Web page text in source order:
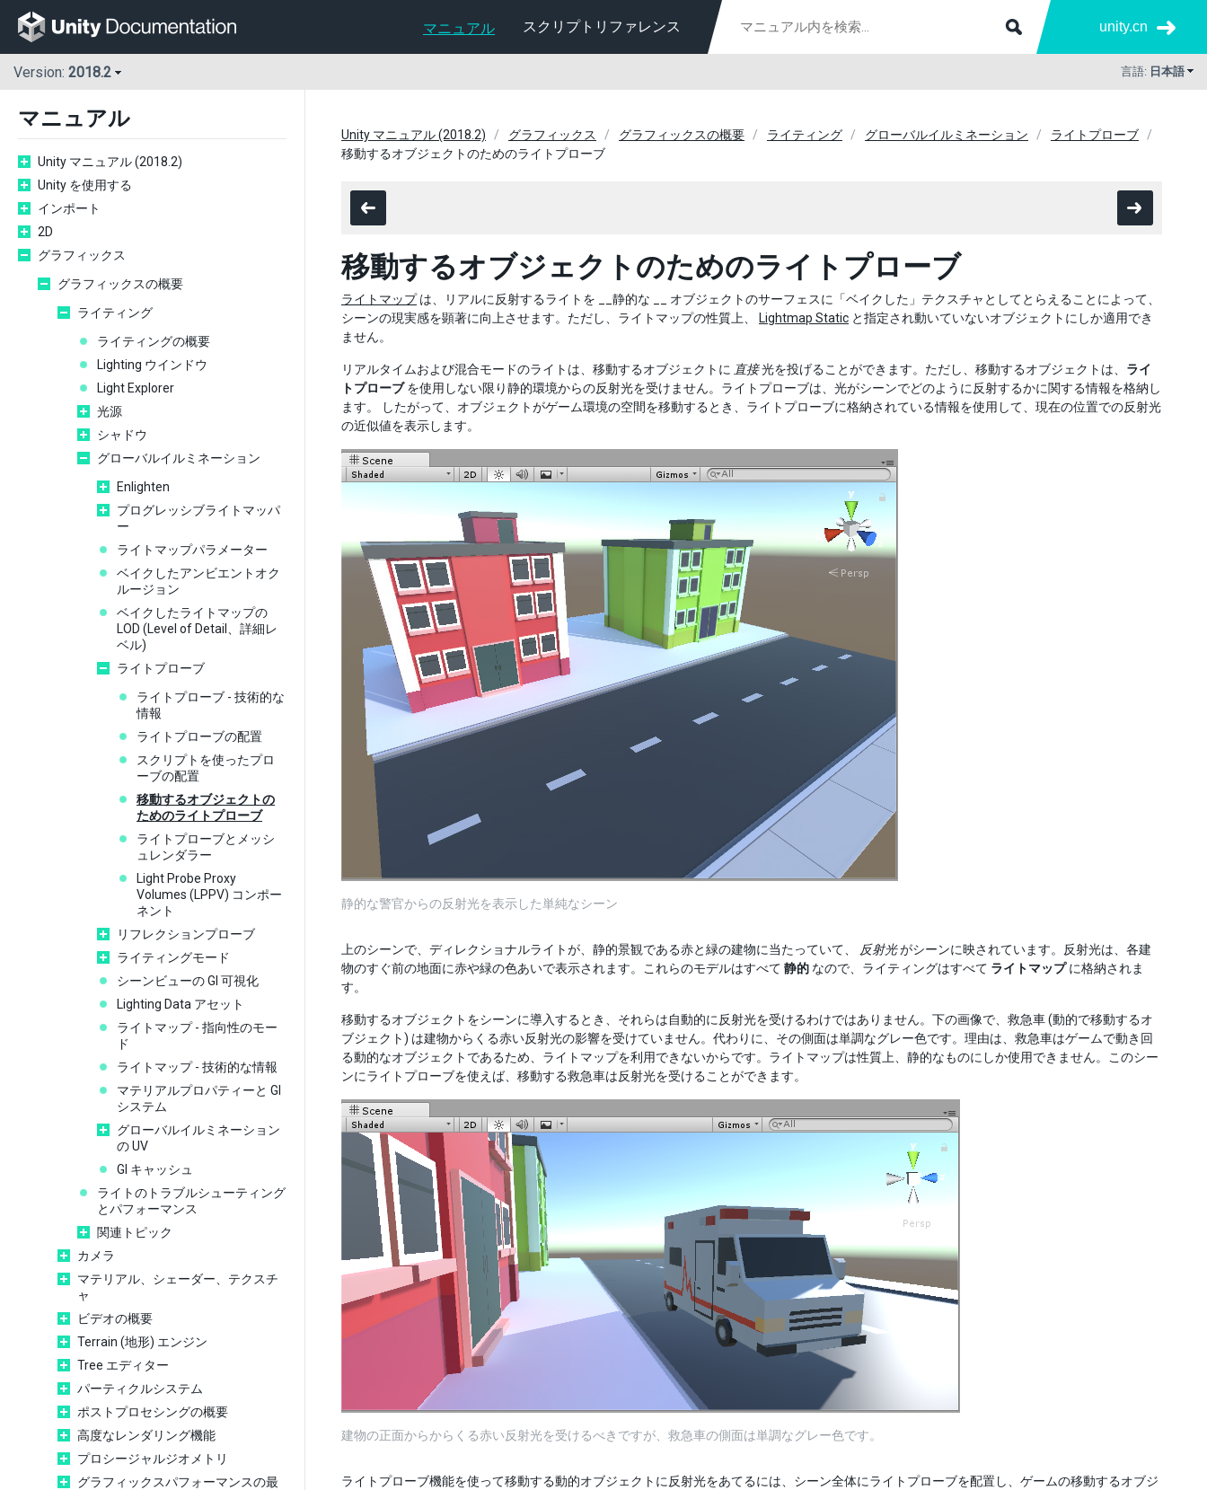
マニュアル スクリプトリファレンス unity.cn
Version: 2018.2 言語: 日本語
マニュアル
Unity マニュアル (2018.2)
Unity を使用する
インポート
2D
グラフィックス
グラフィックスの概要
ライティング
ライティングの概要
Lighting ウインドウ
Light Explorer
光源
シャドウ
グローバルイルミネーション
Enlighten
プログレッシブライトマッパ
ー
ライトマップパラメーター
ベイクしたアンビエントオク
ルージョン
ベイクしたライトマップの
LOD (Level of Detail、詳細レ
ベル)
ライトプローブ
ライトプローブ - 技術的な
情報
ライトプローブの配置
スクリプトを使ったプロ
ーブの配置
移動するオブジェクトの
ためのライトプローブ
ライトプローブとメッシ
ュレンダラー
Light Probe Proxy
Volumes (LPPV) コンポー
ネント
リフレクションプローブ
ライティングモード
シーンビューの GI 可視化
Lighting Data アセット
ライトマップ - 指向性のモー
ド
ライトマップ - 技術的な情報
マテリアルプロパティーと GI
システム
グローバルイルミネーション
の UV
GI キャッシュ
ライトのトラブルシューティング
とパフォーマンス
関連トピック
カメラ
マテリアル、シェーダー、テクスチ
ャ
ビデオの概要
Terrain (地形) エンジン
Tree エディター
パーティクルシステム
ポストプロセシングの概要
高度なレンダリング機能
プロシージャルジオメトリ
グラフィックスパフォーマンスの最
Unity マニュアル (2018.2) グラフィックス グラフィックスの概要 ライティング グローバルイルミネーション
ライトプローブ
移動するオブジェクトのためのライトプローブ
移動するオブジェクトのためのライトプローブ
ライトマップは、リアルに反射するライトを __静的な __ オブジェクトのサーフェスに「ベイクした」テクスチャとしてとらえることによって、
シーンの現実感を顕著に向上させます。ただし、ライトマップの性質上、
Lightmap Static と指定され動いていないオブジェクトにしか適用でき
ません。
リアルタイムおよび混合モードのライトは、移動するオブジェクトに 直接光を投げることができます。ただし、移動するオブジェクトは、 ライ
トプローブを使用しない限り静的環境からの反射光を受けません。ライトプローブは、光がシーンでどのように反射するかに関する情報を格納し
ます。 したがって、オブジェクトがゲーム環境の空間を移動するとき、ライトプローブに格納されている情報を使用して、現在の位置での反射光
の近似値を表示します。
静的な警官からの反射光を表示した単純なシーン
上のシーンで、ディレクショナルライトが、静的景観である赤と緑の建物に当たっていて、 反射光がシーンに映されています。反射光は、各建
物のすぐ前の地面に赤や緑の色あいで表示されます。これらのモデルはすべて 静的 なので、ライティングはすべて ライトマップに格納されま
す。
移動するオブジェクトをシーンに導入するとき、それらは自動的に反射光を受けるわけではありません。下の画像で、救急車 (動的で移動するオ
ブジェクト) は建物からくる赤い反射光の影響を受けていません。代わりに、その側面は単調なグレー色です。理由は、救急車はゲームで動き回
る動的なオブジェクトであるため、ライトマップを利用できないからです。ライトマップは性質上、静的なものにしか使用できません。このシー
ンにライトプローブを使えば、移動する救急車は反射光を受けることができます。
建物の正面からからくる赤い反射光を受けるべきですが、救急車の側面は単調なグレー色です。
ライトプローブ機能を使って移動する動的オブジェクトに反射光をあてるには、シーン全体にライトプローブを配置し、ゲームの移動するオブジ